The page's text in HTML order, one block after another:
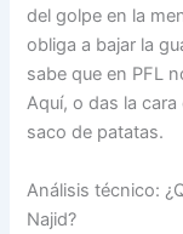
del golpe en la
obliga a bajar la
sabe que en PFL
Aquí, o das la
saco de patatas.
Análisis técnico:
Najid?